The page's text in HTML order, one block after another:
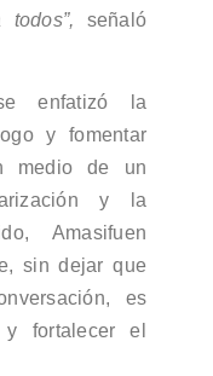
señaló
enfatizó la
y fomentar
medio de un
y la
Amasifuen
sin dejar que
es
fortalecer el